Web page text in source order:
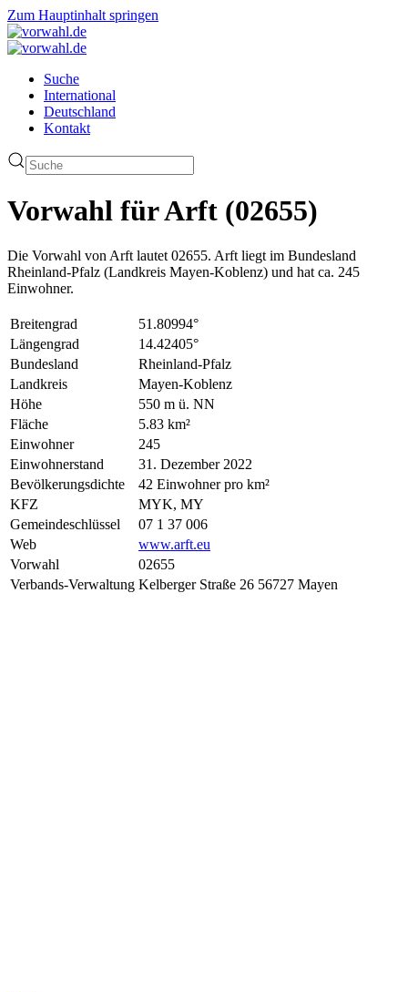
Zum Hauptinhalt springen
Suche
International
Deutschland
Kontakt
Vorwahl für Arft (02655)
Die Vorwahl von Arft lautet 02655. Arft liegt im Bundesland
Rheinland-Pfalz (Landkreis Mayen-Koblenz) und hat ca. 245
Einwohner.
Breitengrad
51.80994°
Längengrad
14.42405°
Bundesland
Rheinland-Pfalz
Landkreis
Mayen-Koblenz
Höhe
550 m ü. NN
Fläche
5.83 km²
Einwohner
245
Einwohnerstand
31. Dezember 2022
Bevölkerungsdichte
42 Einwohner pro km²
KFZ
MYK, MY
Gemeindeschlüssel
07 1 37 006
Web
www.arft.eu
Vorwahl
02655
Verbands-Verwaltung Kelberger Straße 26 56727 Mayen